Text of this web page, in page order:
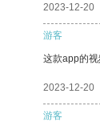
2023-12-20
游客
这款app的视
2023-12-20
游客